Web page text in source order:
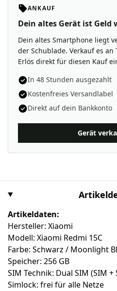
ANKAUF
Dein altes Gerät ist Geld
Dein altes Smartphone liegt
der Schublade. Verkauf es an
Erlös direkt für diesen Kauf
In 48 Stunden ausgezahlt
Kostenfreies Versandlabel
Direkt auf dein Bankkonto
Gerät
Artikeldaten:
Hersteller: Xiaomi
Modell: Xiaomi Redmi 15C
Farbe: Schwarz / Moonlight
Speicher: 256 GB
SIM Technik: Dual SIM (SIM +
Simlock: frei für alle Netze